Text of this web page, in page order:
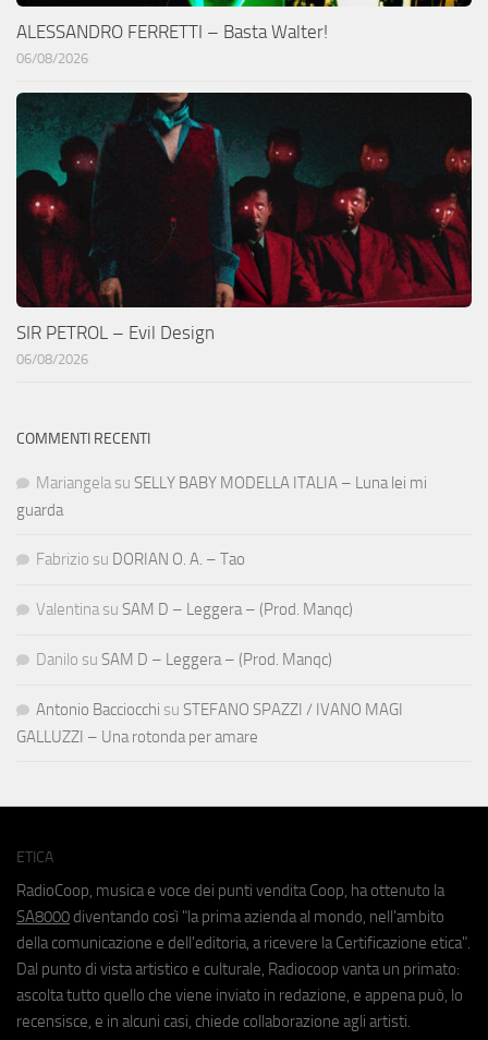
ALESSANDRO FERRETTI – Basta Walter!
06/08/2026
SIR PETROL – Evil Design
06/08/2026
COMMENTI RECENTI
Mariangela su SELLY BABY MODELLA ITALIA – Luna lei mi
guarda
Fabrizio su DORIAN O. A. – Tao
Valentina su SAM D – Leggera – (Prod. Manqc)
Danilo su SAM D – Leggera – (Prod. Manqc)
Antonio Bacciocchi su STEFANO SPAZZI / IVANO MAGI
GALLUZZI – Una rotonda per amare
ETICA
RadioCoop, musica e voce dei punti vendita Coop, ha ottenuto la
SA8000 diventando così "la prima azienda al mondo, nell'ambito
della comunicazione e dell'editoria, a ricevere la Certificazione etica".
Dal punto di vista artistico e culturale, Radiocoop vanta un primato:
ascolta tutto quello che viene inviato in redazione, e appena può, lo
recensisce, e in alcuni casi, chiede collaborazione agli artisti.